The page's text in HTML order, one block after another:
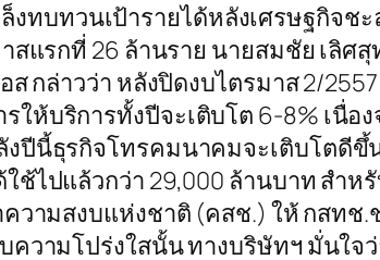
เล็งทบทวนเป้ารายได้หลังเศรษฐกิ
สแรกที่ 26 ล้านราย นายสมชัย เลิ
ส กล่าวว่า หลังปิดงบไตรมาส 2/
ให้บริการทั้งปีจะเติบโต 6-8% เนื่
งปีนี้ธุรกิจโทรคมนาคมจะเติบโตดี
ช้ไปแล้วกว่า 29,000 ล้านบาท สำ
บแห่งชาติ (คสช.) ให้ กสทช.ชะ
ความโปร่งใสนั้น ทางบริษัทฯ มั่นใ